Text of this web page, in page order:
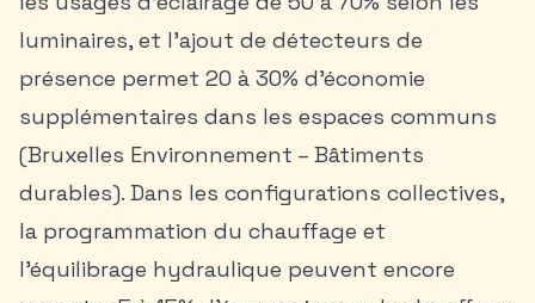
luminaires, et l’ajout de détecteurs de
présence permet 20 à 30% d’économie
supplémentaires dans les espaces communs
(Bruxelles Environnement – Bâtiments
durables). Dans les configurations collectives,
la programmation du chauffage et
l’équilibrage hydraulique peuvent encore